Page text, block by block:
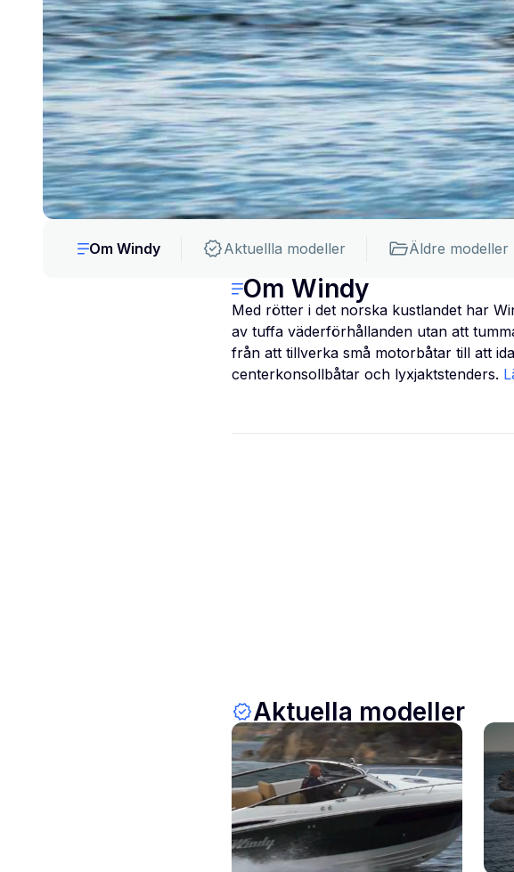
Om Windy Aktuellla modeller Äldre modeller
Om Windy
Med rötter i det norska kustlandet har
av tuffa väderförhållanden utan att
från att tillverka små motorbåtar till att
centerkonsollbåtar och lyxjaktstenders.
Aktuella modeller